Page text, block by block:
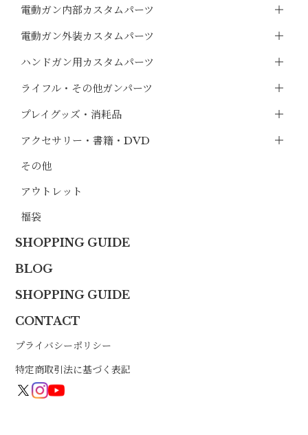
電動ガン内部カスタムパーツ
電動ガン外装カスタムパーツ
ハンドガン用カスタムパーツ
ライフル・その他ガンパーツ
プレイグッズ・消耗品
アクセサリー・書籍・DVD
その他
アウトレット
福袋
SHOPPING GUIDE
BLOG
SHOPPING GUIDE
CONTACT
プライバシーポリシー
特定商取引法に基づく表記